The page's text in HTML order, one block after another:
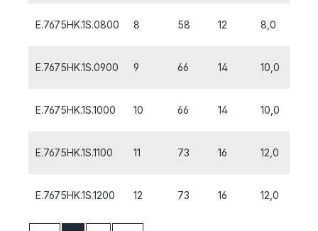
E.7675HK.1S.0800 8 58 12 8,0
E.7675HK.1S.0900 9 66 14 10,0
E.7675HK.1S.1000 10 66 14 10,0
E.7675HK.1S.1100 11 73 16 12,0
E.7675HK.1S.1200 12 73 16 12,0